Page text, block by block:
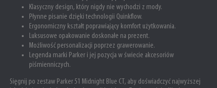
Klasyczny design, który nigdy nie wychodzi z mody.
Płynne pisanie dzięki technologii Quinkflow.
Ergonomiczny kształt poprawiający komfort użytkowania.
Luksusowe opakowanie doskonałe na prezent.
Możliwość personalizacji poprzez grawerowanie.
Legenda marki Parker i jej pozycja w świecie akcesoriów
piśmienniczych.
Sięgnij po zestaw Parker 51 Midnight Blue CT, aby doświadczyć najwyższej